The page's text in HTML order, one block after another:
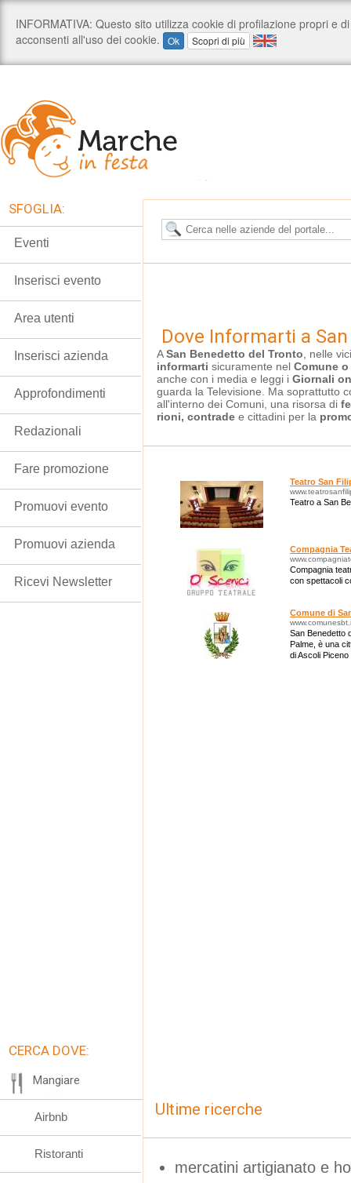
Dove Informarti a
ASan Benedetto del Tronto , nelle
informarti sicuramente nel Comune
anche con i media e leggi i Giornali
guarda la Televisione. Ma soprattutto
all'interno dei Comuni, una risorsa di
rioni, contrade e cittadini per la
Teatro San
Teatro a San
Compagnia
Compagnia
con spettacoli
Comune di
San Benedetto
Palme, è una
di Ascoli
Ultime ricerche
mercatini artigianato e
SFOGLIA:
Eventi
Inserisci evento
Area utenti
Inserisci azienda
Approfondimenti
Redazionali
Fare promozione
Promuovi evento
Promuovi azienda
Ricevi Newsletter
CERCA DOVE:
Mangiare
Airbnb
Ristoranti